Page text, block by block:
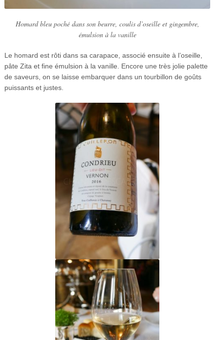
Homard bleu poché dans son beurre, coulis d’oseille et gingembre,
émulsion à la vanille
Le homard est rôti dans sa carapace, associé ensuite à l’oseille,
pâte Zita et fine émulsion à la vanille. Encore une très jolie palette
de saveurs, on se laisse embarquer dans un tourbillon de goûts
puissants et justes.